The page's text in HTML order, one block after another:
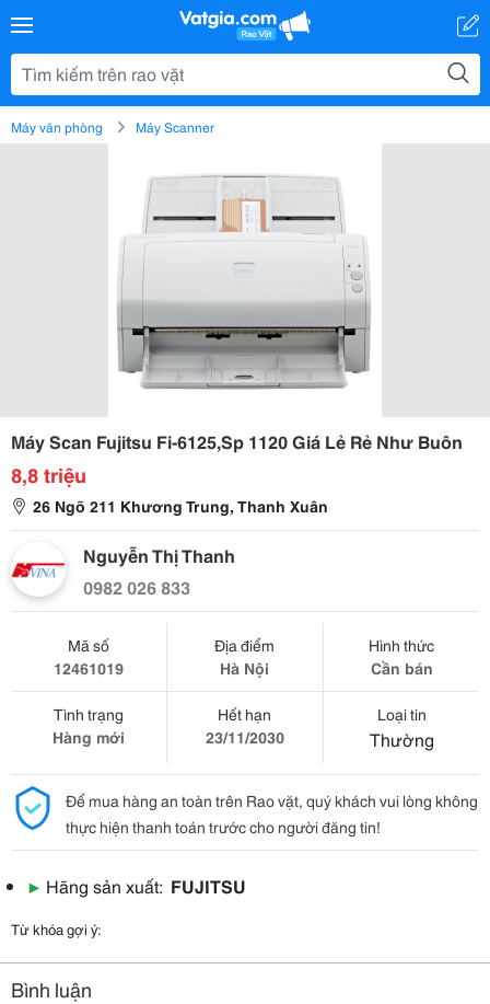
Máy văn phòng Máy Scanner
Máy Scan Fujitsu Fi-6125,Sp 1120 Giá Lẻ Rẻ Như Buôn
8,8 triệu
26 Ngõ 211 Khương Trung, Thanh Xuân
Nguyễn Thị Thanh
0982 026 833
Mã số
12461019
Địa điểm
Hà Nội
Hình thức
Cần bán
Tình trạng
Hàng mới
Hết hạn
23/11/2030
Loại tin
Thường
Để mua hàng an toàn trên Rao vặt, quý khách vui lòng không
thực hiện thanh toán trước cho người đăng tin!
▶ Hãng sản xuất: FUJITSU
Từ khóa gợi ý:
Bình luận